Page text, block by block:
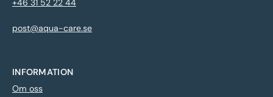
+46 31 52 22 44
post@aqua-care.se
INFORMATION
Om oss